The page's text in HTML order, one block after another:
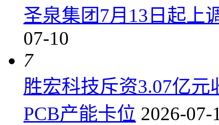
圣泉集团7月13日起上
07-10
7
胜宏科技斥资3.07亿
PCB产能卡位 2026-07-